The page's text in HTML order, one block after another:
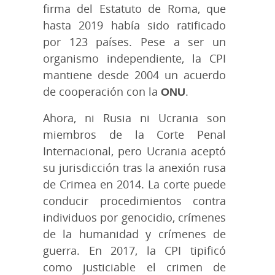
firma del Estatuto de Roma, que
hasta 2019 había sido ratificado
por 123 países. Pese a ser un
organismo independiente, la CPI
mantiene desde 2004 un acuerdo
de cooperación con la ONU.
Ahora, ni Rusia ni Ucrania son
miembros de la Corte Penal
Internacional, pero Ucrania aceptó
su jurisdicción tras la anexión rusa
de Crimea en 2014. La corte puede
conducir procedimientos contra
individuos por genocidio, crímenes
de la humanidad y crímenes de
guerra. En 2017, la CPI tipificó
como justiciable el crimen de